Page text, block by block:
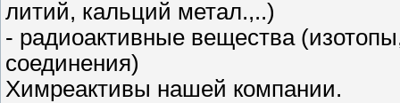
литий, кальций метал.,..)
- радиоактивные вещества
соединения)
Химреактивы нашей компании.